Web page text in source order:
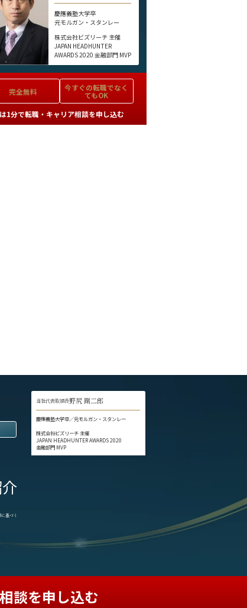
慶應義塾大学卒
元モルガン・スタンレー
株式会社ビズリーチ 主催
JAPAN HEADHUNTER
AWARDS 2020 金融部門 MVP
完全無料 今すぐの転職でなく
てもOK
1分で転職・キャリア相談を申し込む
基づく
当社代表取締役野尻 剛二郎
慶應義塾大学卒／元モルガン・スタンレー
株式会社ビズリーチ 主催
JAPAN HEADHUNTER AWARDS 2020
金融部門 MVP
談を申し込む